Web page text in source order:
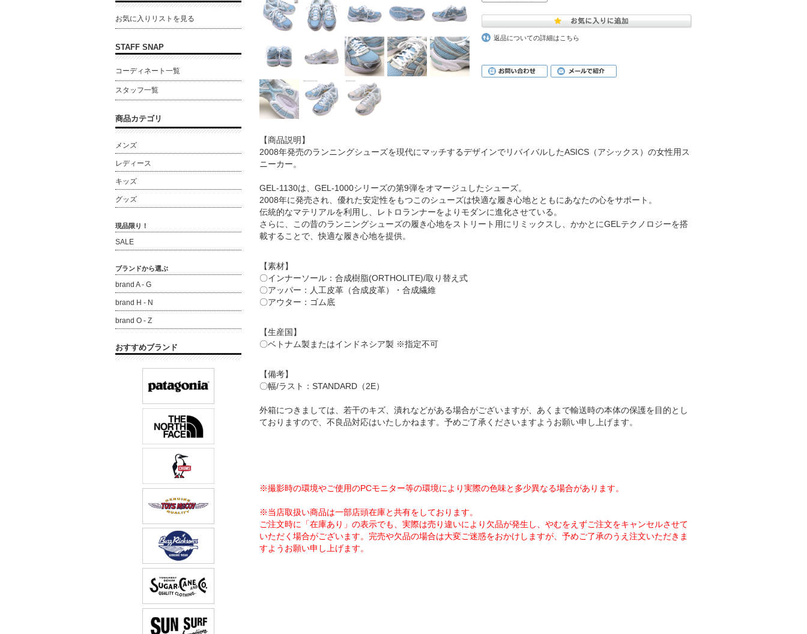
返品についての詳細はこちら
【商品説明】
2008年発売のランニングシューズを現代にマッチするデザインでリバイバルしたASICS（アシックス）の女性用ス
ニーカー。
GEL-1130は、GEL-1000シリーズの第9弾をオマージュしたシューズ。
2008年に発売され、優れた安定性をもつこのシューズは快適な履き心地とともにあなたの心をサポート。
伝統的なマテリアルを利用し、レトロランナーをよりモダンに進化させている。
さらに、この昔のランニングシューズの履き心地をストリート用にリミックスし、かかとにGELテクノロジーを搭
載することで、快適な履き心地を提供。
【素材】
〇インナーソール：合成樹脂(ORTHOLITE)/取り替え式
〇アッパー：人工皮革（合成皮革）・合成繊維
〇アウター：ゴム底
【生産国】
〇ベトナム製またはインドネシア製 ※指定不可
【備考】
〇幅/ラスト：STANDARD（2E）
外箱につきましては、若干のキズ、潰れなどがある場合がございますが、あくまで輸送時の本体の保護を目的とし
ておりますので、不良品対応はいたしかねます。予めご了承くださいますようお願い申し上げます。
※撮影時の環境やご使用のPCモニター等の環境により実際の色味と多少異なる場合があります。
※当店取扱い商品は一部店頭在庫と共有をしております。
ご注文時に「在庫あり」の表示でも、実際は売り違いにより欠品が発生し、やむをえずご注文をキャンセルさせて
いただく場合がございます。完売や欠品の場合は大変ご迷惑をおかけしますが、予めご了承のうえ注文いただきま
すようお願い申し上げます。
お気に入りリストを見る
STAFF SNAP
コーディネート一覧
スタッフ一覧
商品カテゴリ
メンズ
レディース
キッズ
グッズ
現品限り！
SALE
ブランドから選ぶ
brand A - G
brand H - N
brand O - Z
おすすめブランド